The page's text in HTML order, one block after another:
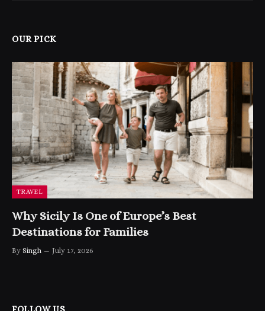
OUR PICK
TRAVEL
Why Sicily Is One of Europe’s Best
Destinations for Families
By Singh July 17, 2026